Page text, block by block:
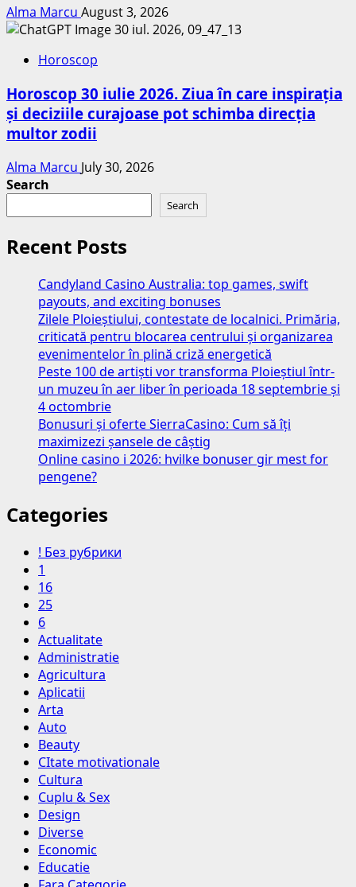
Alma Marcu August 3, 2026
Horoscop
Horoscop 30 iulie 2026. Ziua în care inspirația
și deciziile curajoase pot schimba direcția
multor zodii
Alma Marcu July 30, 2026
Search
Search
Recent Posts
Candyland Casino Australia: top games, swift
payouts, and exciting bonuses
Zilele Ploieștiului, contestate de localnici. Primăria,
criticată pentru blocarea centrului și organizarea
evenimentelor în plină criză energetică
Peste 100 de artiști vor transforma Ploieștiul într-
un muzeu în aer liber în perioada 18 septembrie și
4 octombrie
Bonusuri și oferte SierraCasino: Cum să îți
maximizezi șansele de câștig
Online casino i 2026: hvilke bonuser gir mest for
pengene?
Categories
! Без рубрики
1
16
25
6
Actualitate
Administratie
Agricultura
Aplicatii
Arta
Auto
Beauty
CItate motivationale
Cultura
Cuplu & Sex
Design
Diverse
Economic
Educatie